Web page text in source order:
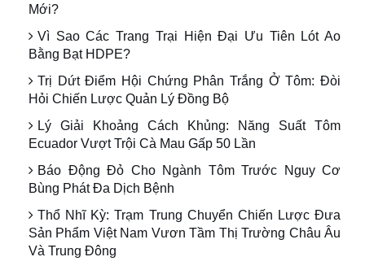
Mới?
Vì Sao Các Trang Trại Hiện Đại Ưu Tiên Lót Ao
Bằng Bạt HDPE?
Trị Dứt Điểm Hội Chứng Phân Trắng Ở Tôm: Đòi
Hỏi Chiến Lược Quản Lý Đồng Bộ
Lý Giải Khoảng Cách Khủng: Năng Suất Tôm
Ecuador Vượt Trội Cà Mau Gấp 50 Lần
Báo Động Đỏ Cho Ngành Tôm Trước Nguy Cơ
Bùng Phát Đa Dịch Bệnh
Thổ Nhĩ Kỳ: Trạm Trung Chuyển Chiến Lược Đưa
Sản Phẩm Việt Nam Vươn Tầm Thị Trường Châu Âu
Và Trung Đông